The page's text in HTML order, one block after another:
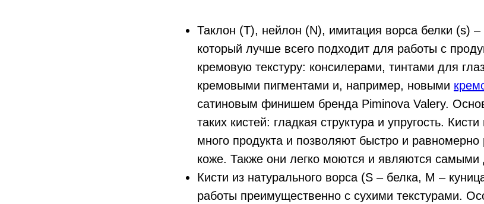
Таклон (T), нейлон (N), имитация ворса белки (s) –
который лучше всего подходит для работы с
кремовую текстуру: консилерами, тинтами для
кремовыми пигментами и, например, новыми
сатиновым финишем бренда Piminova Valery.
таких кистей: гладкая структура и упругость.
много продукта и позволяют быстро и равномерно
коже. Также они легко моются и являются самыми
Кисти из натурального ворса (S – белка, М –
работы преимущественно с сухими текстурами.